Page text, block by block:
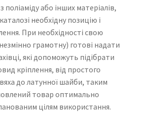
або інших матеріалів,
необхідну позицію і
При необхідності свою
грамотну) готові надати
які допоможуть підібрати
кріплення, від простого
до латунної шайби, таким
товар оптимально
цілям використання.